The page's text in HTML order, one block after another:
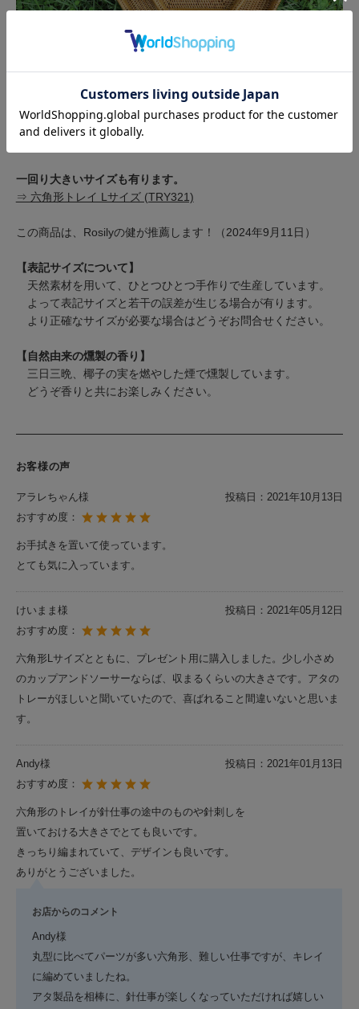
用途に合わせて、サイズ違いで揃えていただくとさらに便利で
一回り大きいサイズも有ります。
⇒ 六角形トレイ Lサイズ (TRY321)
この商品は、Rosilyの健が推薦します！（2024年9月11日）
【表記サイズについて】
天然素材を用いて、ひとつひとつ手作りで生産しています。
よって表記サイズと若干の誤差が生じる場合が有ります。
より正確なサイズが必要な場合はどうぞお問合せください。
【自然由来の燻製の香り】
三日三晩、椰子の実を燃やした煙で燻製しています。
どうぞ香りと共にお楽しみください。
お客様の声
アラレちゃん様 投稿日： 2021年10月13日
おすすめ度：
お手拭きを置いて使っています。
とても気に入っています。
けいまま様 投稿日： 2021年05月12日
おすすめ度：
六角形Lサイズとともに、プレゼント用に購入しました。少し小さめ
のカップアンドソーサーならば、収まるくらいの大きさです。アタの
トレーがほしいと聞いていたので、喜ばれること間違いないと思いま
す。
Andy様 投稿日： 2021年01月13日
おすすめ度：
六角形のトレイが針仕事の途中のものや針刺しを
置いておける大きさでとても良いです。
きっちり編まれていて、デザインも良いです。
ありがとうございました。
お店からのコメント
Andy様
丸型に比べてパーツが多い六角形、難しい仕事ですが、キレイ
に編めていましたね。
アタ製品を相棒に、針仕事が楽しくなっていただければ嬉しい